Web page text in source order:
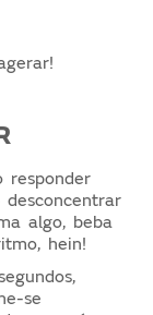
responder
algo, beba
hein!
se